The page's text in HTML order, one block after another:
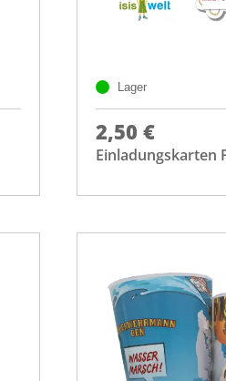
Lager
2,50 €
Einladungskarten